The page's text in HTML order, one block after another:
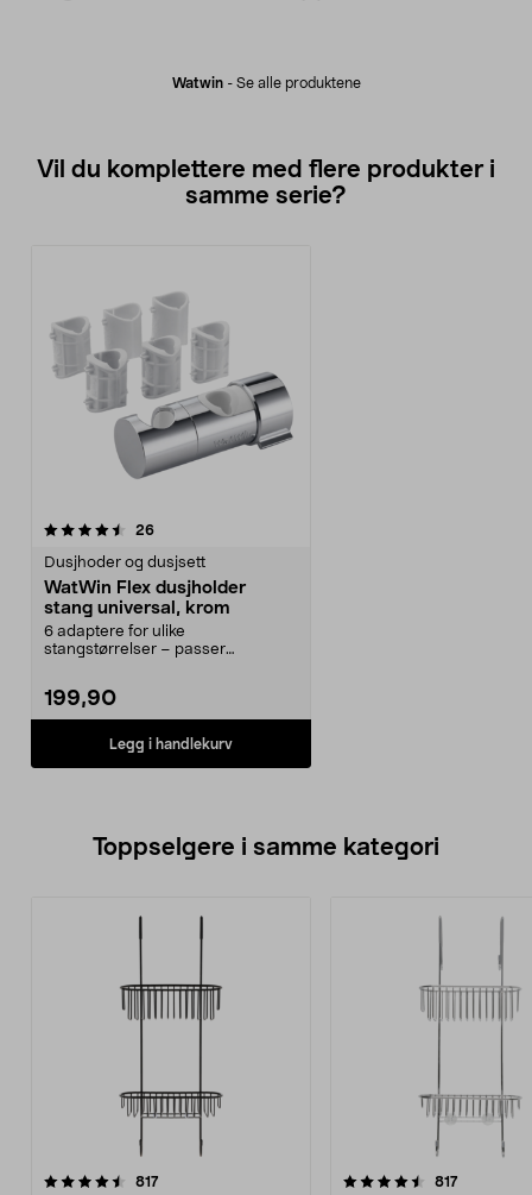
Watwin- Se alle produktene
Vil du komplettere med flere produkter i
samme serie?
26anmeldelser
Dusjhoder og dusjsett
WatWin Flex dusjholder
stang universal, krom
6 adaptere for ulike
stangstørrelser – passer
199,90
Legg i handlekurv
Toppselgere i samme kategori
817anmeldelser
4.5 av 5 stjerner 817
4.0 av 5 stjerner